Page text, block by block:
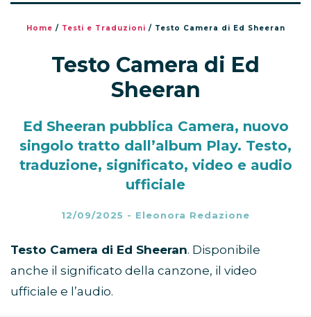
Home / Testi e Traduzioni / Testo Camera di Ed Sheeran
Testo Camera di Ed
Sheeran
Ed Sheeran pubblica Camera, nuovo
singolo tratto dall’album Play. Testo,
traduzione, significato, video e audio
ufficiale
12/09/2025 - Eleonora Redazione
Testo Camera di Ed Sheeran. Disponibile
anche il significato della canzone, il video
ufficiale e l’audio.